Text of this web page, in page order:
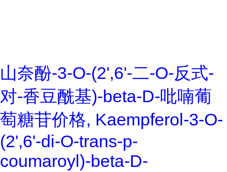
山奈酚-3-O-(2',6'-二-O-反式-
对-香豆酰基)-beta-D-吡喃葡
萄糖苷价格, Kaempferol-3-O-
(2',6'-di-O-trans-p-
coumaroyl)-beta-D-